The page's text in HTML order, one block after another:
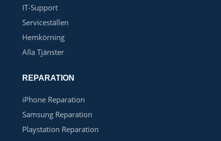
IT-Support
Serviceställen
Hemkörning
Alla Tjänster
REPARATION
iPhone Reparation
Samsung Reparation
Playstation Reparation